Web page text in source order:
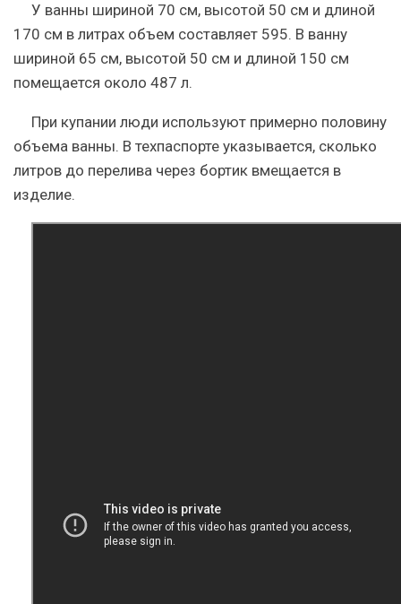
У ванны шириной 70 см, высотой 50 см и длиной
170 см в литрах объем составляет 595. В ванну
шириной 65 см, высотой 50 см и длиной 150 см
помещается около 487 л.
При купании люди используют примерно половину
объема ванны. В техпаспорте указывается, сколько
литров до перелива через бортик вмещается в
изделие.